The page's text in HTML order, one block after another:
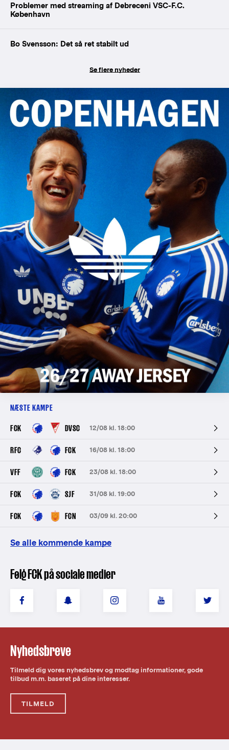
Problemer med streaming af Debreceni VSC-F.C.
København
Bo Svensson: Det så ret stabilt ud
Se flere nyheder
NÆSTE KAMPE
12/08 kl. 18:00
FCK DVSC
16/08 kl. 18:00
RFC FCK
23/08 kl. 18:00
VFF FCK
31/08 kl. 19:00
FCK SJF
03/09 kl. 20:00
FCK FCN
Se alle kommende kampe
Følg FCK på sociale medier
Nyhedsbreve
Tilmeld dig vores nyhedsbrev og modtag informationer, gode
tilbud m.m. baseret på dine interesser.
TILMELD